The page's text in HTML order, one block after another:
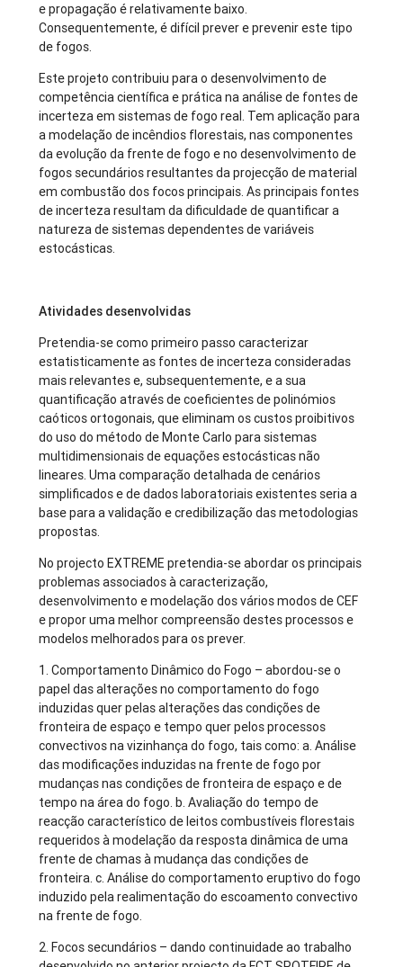
e propagação é relativamente baixo.
Consequentemente, é difícil prever e prevenir este tipo
de fogos.
Este projeto contribuiu para o desenvolvimento de
competência científica e prática na análise de fontes de
incerteza em sistemas de fogo real. Tem aplicação para
a modelação de incêndios florestais, nas componentes
da evolução da frente de fogo e no desenvolvimento de
fogos secundários resultantes da projecção de material
em combustão dos focos principais. As principais fontes
de incerteza resultam da dificuldade de quantificar a
natureza de sistemas dependentes de variáveis
estocásticas.
Atividades desenvolvidas
Pretendia-se como primeiro passo caracterizar
estatisticamente as fontes de incerteza consideradas
mais relevantes e, subsequentemente, e a sua
quantificação através de coeficientes de polinómios
caóticos ortogonais, que eliminam os custos proibitivos
do uso do método de Monte Carlo para sistemas
multidimensionais de equações estocásticas não
lineares. Uma comparação detalhada de cenários
simplificados e de dados laboratoriais existentes seria a
base para a validação e credibilização das metodologias
propostas.
No projecto EXTREME pretendia-se abordar os principais
problemas associados à caracterização,
desenvolvimento e modelação dos vários modos de CEF
e propor uma melhor compreensão destes processos e
modelos melhorados para os prever.
1. Comportamento Dinâmico do Fogo – abordou-se o
papel das alterações no comportamento do fogo
induzidas quer pelas alterações das condições de
fronteira de espaço e tempo quer pelos processos
convectivos na vizinhança do fogo, tais como: a. Análise
das modificações induzidas na frente de fogo por
mudanças nas condições de fronteira de espaço e de
tempo na área do fogo. b. Avaliação do tempo de
reacção característico de leitos combustíveis florestais
requeridos à modelação da resposta dinâmica de uma
frente de chamas à mudança das condições de
fronteira. c. Análise do comportamento eruptivo do fogo
induzido pela realimentação do escoamento convectivo
na frente de fogo.
2. Focos secundários – dando continuidade ao trabalho